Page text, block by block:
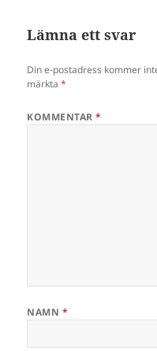
Lämna ett svar
Din e-postadress kommer
märkta*
KOMMENTAR*
NAMN *